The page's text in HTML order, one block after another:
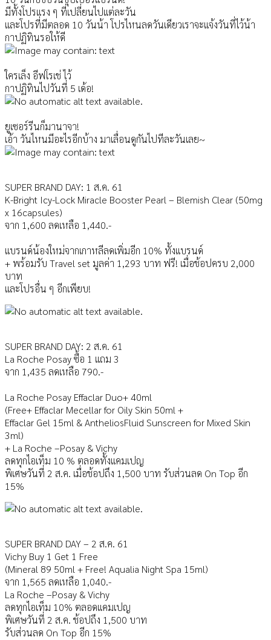
มีทั้งโปรแรง ๆ ที่เปลี่ยนไปแต่ละวัน
และโปรที่มีตลอด 10 วันน้า โปรไหนลดวันเดียวเราจะแจ้งวันที่ไว้น้า
กาปฏิทินรอให้ดี
ใครเล็ง อีฟโรเช่ ไว้
กาปฏิทินไปวันที่ 5 เด้อ!
ยูเซอร์รีนก็มานาจา!
เอ้า วันไหนมีอะไรอีกบ้าง มาเลื่อนดูกันไปทีละวันเลย~
SUPER BRAND DAY: 1 ส.ค. 61
K-Bright Icy-Lock Miracle Booster Pearl – Blemish Clear (50mg
x 16capsules)
จาก 1,600 ลดเหลือ 1,440.-
แบรนด์น้องใหม่จากเกาหลีลดเพิ่มอีก 10% ทั้งแบรนด์
+ พร้อมรับ Travel set มูลค่า 1,293 บาท ฟรี! เมื่อช้อปครบ 2,000
บาท
และโปรอื่น ๆ อีกเพียบ!
SUPER BRAND DAY: 2 ส.ค. 61
La Roche Posay ซื้อ 1 แถม 3
จาก 1,435 ลดเหลือ 790.-
La Roche Posay Effaclar Duo+ 40ml
(Free+ Effaclar Mecellar for Oily Skin 50ml +
Effaclar Gel 15ml & AntheliosFluid Sunscreen for Mixed Skin
3ml)
+ La Roche –Posay & Vichy
ลดทุกไอเท็ม 10 % ตลอดทั้งแคมเปญ
พิเศษวันที่ 2 ส.ค. เมื่อช้อปถึง 1,500 บาท รับส่วนลด On Top อีก
15%
SUPER BRAND DAY – 2 ส.ค. 61
Vichy Buy 1 Get 1 Free
(Mineral 89 50ml + Free! Aqualia Night Spa 15ml)
จาก 1,565 ลดเหลือ 1,040.-
La Roche –Posay & Vichy
ลดทุกไอเท็ม 10% ตลอดแคมเปญ
พิเศษวันที่ 2 ส.ค. ช้อปถึง 1,500 บาท
รับส่วนลด On Top อีก 15%